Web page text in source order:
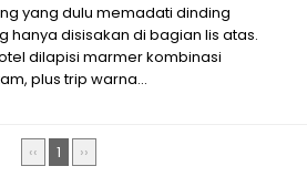
yang dulu memadati dinding
hanya disisakan di bagian lis atas.
dilapisi marmer kombinasi
plus trip warna...
‹‹ 1 ››